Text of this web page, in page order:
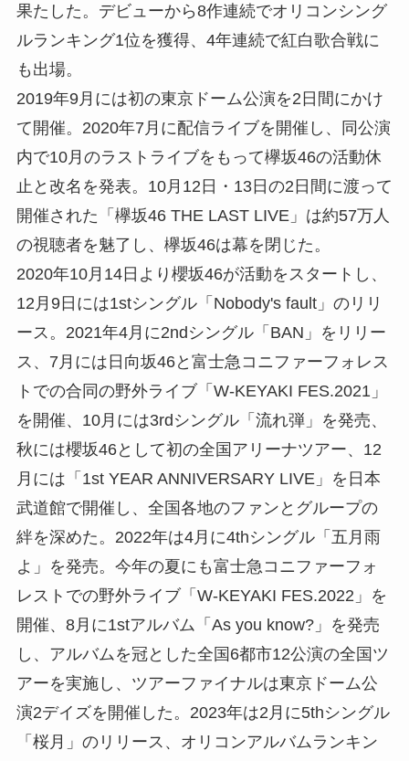
果たした。デビューから8作連続でオリコンシング
ルランキング1位を獲得、4年連続で紅白歌合戦に
も出場。
2019年9月には初の東京ドーム公演を2日間にかけ
て開催。2020年7月に配信ライブを開催し、同公演
内で10月のラストライブをもって欅坂46の活動休
止と改名を発表。10月12日・13日の2日間に渡って
開催された「欅坂46 THE LAST LIVE」は約57万人
の視聴者を魅了し、欅坂46は幕を閉じた。
2020年10月14日より櫻坂46が活動をスタートし、
12月9日には1stシングル「Nobody's fault」のリリ
ース。2021年4月に2ndシングル「BAN」をリリー
ス、7月には日向坂46と富士急コニファーフォレス
トでの合同の野外ライブ「W-KEYAKI FES.2021」
を開催、10月には3rdシングル「流れ弾」を発売、
秋には櫻坂46として初の全国アリーナツアー、12
月には「1st YEAR ANNIVERSARY LIVE」を日本
武道館で開催し、全国各地のファンとグループの
絆を深めた。2022年は4月に4thシングル「五月雨
よ」を発売。今年の夏にも富士急コニファーフォ
レストでの野外ライブ「W-KEYAKI FES.2022」を
開催、8月に1stアルバム「As you know?」を発売
し、アルバムを冠とした全国6都市12公演の全国ツ
アーを実施し、ツアーファイナルは東京ドーム公
演2デイズを開催した。2023年は2月に5thシングル
「桜月」のリリース、オリコンアルバムランキン